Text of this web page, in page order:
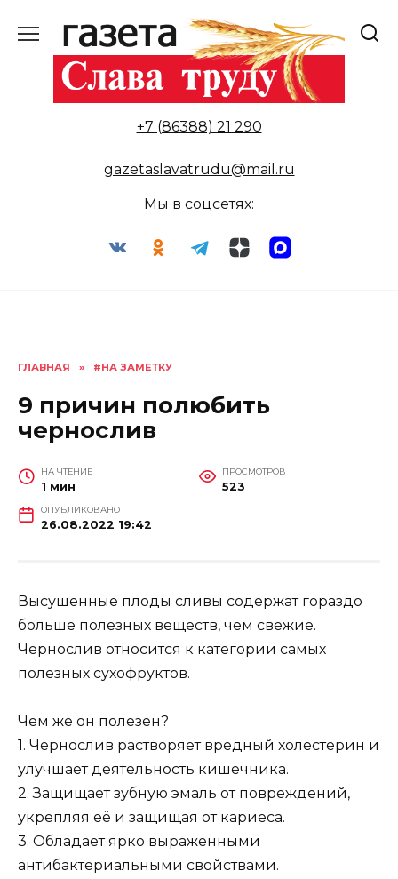
содержанию
+7 (86388) 21 290
gazetaslavatrudu@mail.ru
Мы в соцсетях:
ГЛАВНАЯ » #НА ЗАМЕТКУ
9 причин полюбить
чернослив
НА ЧТЕНИЕ
1 мин
ПРОСМОТРОВ
523
ОПУБЛИКОВАНО
26.08.2022 19:42
Высушенные плоды сливы содержат гораздо
больше полезных веществ, чем свежие.
Чернослив относится к категории самых
полезных сухофруктов.
Чем же он полезен?
1. Чернослив растворяет вредный холестерин и
улучшает деятельность кишечника.
2. Защищает зубную эмаль от повреждений,
укрепляя её и защищая от кариеса.
3. Обладает ярко выраженными
антибактериальными свойствами.